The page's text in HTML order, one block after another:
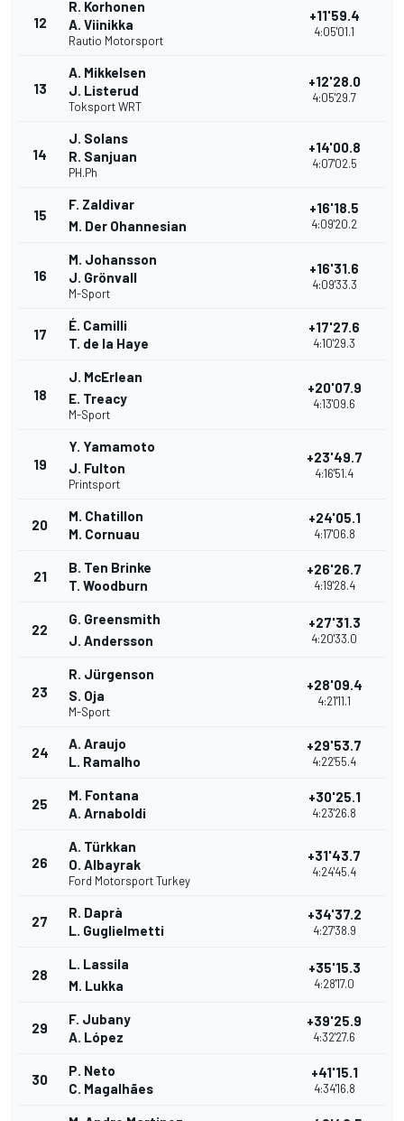
12
R. Korhonen
A. Viinikka
Rautio Motorsport
+11'59.4
4:05'01.1
13
A. Mikkelsen
J. Listerud
Toksport WRT
+12'28.0
4:05'29.7
14
J. Solans
R. Sanjuan
PH.Ph
+14'00.8
4:07'02.5
15
F. Zaldivar
M. Der Ohannesian
+16'18.5
4:09'20.2
16
M. Johansson
J. Grönvall
M-Sport
+16'31.6
4:09'33.3
17
É. Camilli
T. de la Haye
+17'27.6
4:10'29.3
18
J. McErlean
E. Treacy
M-Sport
+20'07.9
4:13'09.6
19
Y. Yamamoto
J. Fulton
Printsport
+23'49.7
4:16'51.4
20
M. Chatillon
M. Cornuau
+24'05.1
4:17'06.8
21
B. Ten Brinke
T. Woodburn
+26'26.7
4:19'28.4
22
G. Greensmith
J. Andersson
+27'31.3
4:20'33.0
23
R. Jürgenson
S. Oja
M-Sport
+28'09.4
4:21'11.1
24
A. Araujo
L. Ramalho
+29'53.7
4:22'55.4
25
M. Fontana
A. Arnaboldi
+30'25.1
4:23'26.8
26
A. Türkkan
O. Albayrak
Ford Motorsport Turkey
+31'43.7
4:24'45.4
27
R. Daprà
L. Guglielmetti
+34'37.2
4:27'38.9
28
L. Lassila
M. Lukka
+35'15.3
4:28'17.0
29
F. Jubany
A. López
+39'25.9
4:32'27.6
30
P. Neto
C. Magalhães
+41'15.1
4:34'16.8